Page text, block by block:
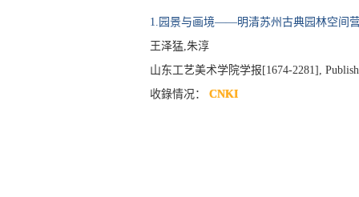
1.园景与画境——明清苏州古典园林空间
王泽猛,朱淳
山东工艺美术学院学报[1674-2281],
收錄情况： CNKI